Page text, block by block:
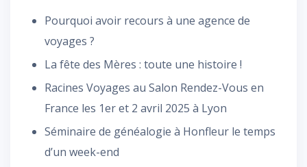
Pourquoi avoir recours à une agence de
voyages ?
La fête des Mères : toute une histoire !
Racines Voyages au Salon Rendez-Vous en
France les 1er et 2 avril 2025 à Lyon
Séminaire de généalogie à Honfleur le temps
d’un week-end